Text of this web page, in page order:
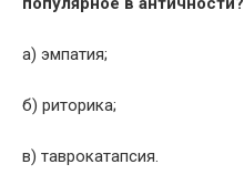
а) эмпатия;
б) риторика;
в) таврокатапсия.